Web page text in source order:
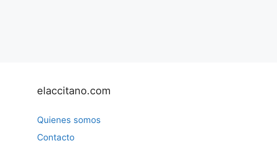
elaccitano.com
Quienes somos
Contacto